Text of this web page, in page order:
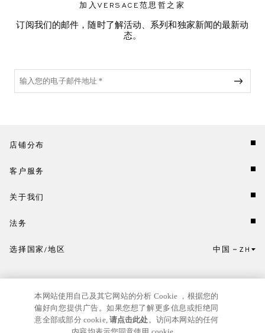
加入VERSACE范思哲之家
订阅我们的邮件，随时了解活动、系列和独家新闻的最新动
态。
店铺分布
客户服务
关于我们
法务
点击此处选择国家/地区和语言。
选择国家/地区 中国 ZH
本网站使用自己及其它网站的分析 Cookie ，根据您的
偏好向您提供广告。如果您想了解更多信息或拒绝同
意全部或部分 cookie,请点击此处。访问本网站的任何